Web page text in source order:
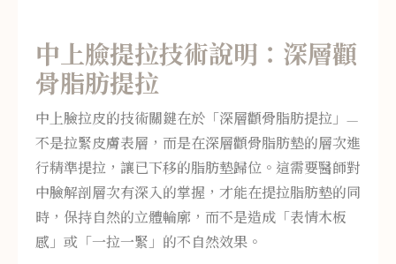
中上臉提拉技術說明：深層顴
骨脂肪提拉
中上臉拉皮的技術關鍵在於「深層顴骨脂肪提拉」—
不是拉緊皮膚表層，而是在深層顴骨脂肪墊的層次進
行精準提拉，讓已下移的脂肪墊歸位。這需要醫師對
中臉解剖層次有深入的掌握，才能在提拉脂肪墊的同
時，保持自然的立體輪廓，而不是造成「表情木板
感」或「一拉一緊」的不自然效果。